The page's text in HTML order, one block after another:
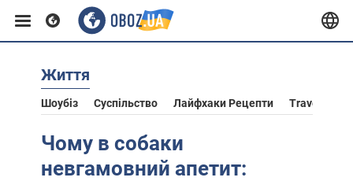
Європа
США
Життя
Шоубіз Суспільство Лайфхаки Рецепти Travel
Чому в собаки
невгамовний апетит: